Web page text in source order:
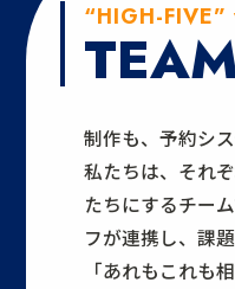
“HIGH-
制作も、予約シ
私たちは、それ
たちにするチーム
フが連携し、課
「あれもこれも